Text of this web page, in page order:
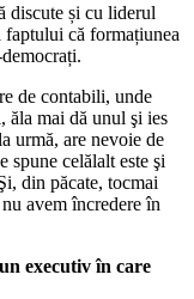
discute și cu liderul
faptului că formațiunea
de contabili, unde
ăla mai dă unul şi ies
urmă, are nevoie de
spune celălalt este şi
din păcate, tocmai
avem încredere în
executiv în care